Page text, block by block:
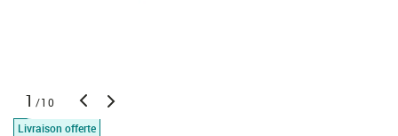
1 /10
Livraison offerte